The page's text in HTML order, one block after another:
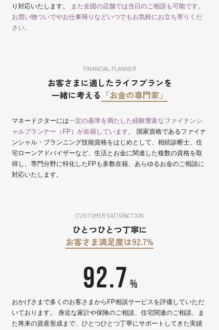
り対応いたします。
また全国の店舗では当日のご相談も可能です。
お買い物ついでやお仕事帰りなどいつでもお気軽にお立ち寄りくだ
さい。
FINANCIAL PLANNER
お客さまに適したライフプランを
一緒に考える 「お金の専門家」
マネードクターには一定の基準を満たした経験豊富なファイナンシ
ャルプランナー（FP）が在籍しています。
国家資格であるファイナ
ンシャル・プランニング技能資格をはじめとして、相続診断士、住
宅ローンアドバイザーなど、生活とお金に関連した複数の資格を取
得し、専門分野に特化したFPも多数在籍、あらゆるお金のご相談に
対応いたします。
CUSTOMER SATISFACTION
ひとつひとつ丁寧に
お客さま満足度は92.7%
おかげさまで多くのお客さまからFP相談サービスを評価していただ
いております。 身近な家計や保険のご相談、住宅関連のご相談、ま
た将来の資産形成まで、ひとつひとつ丁寧にサポートしてきた実績
92.7 %